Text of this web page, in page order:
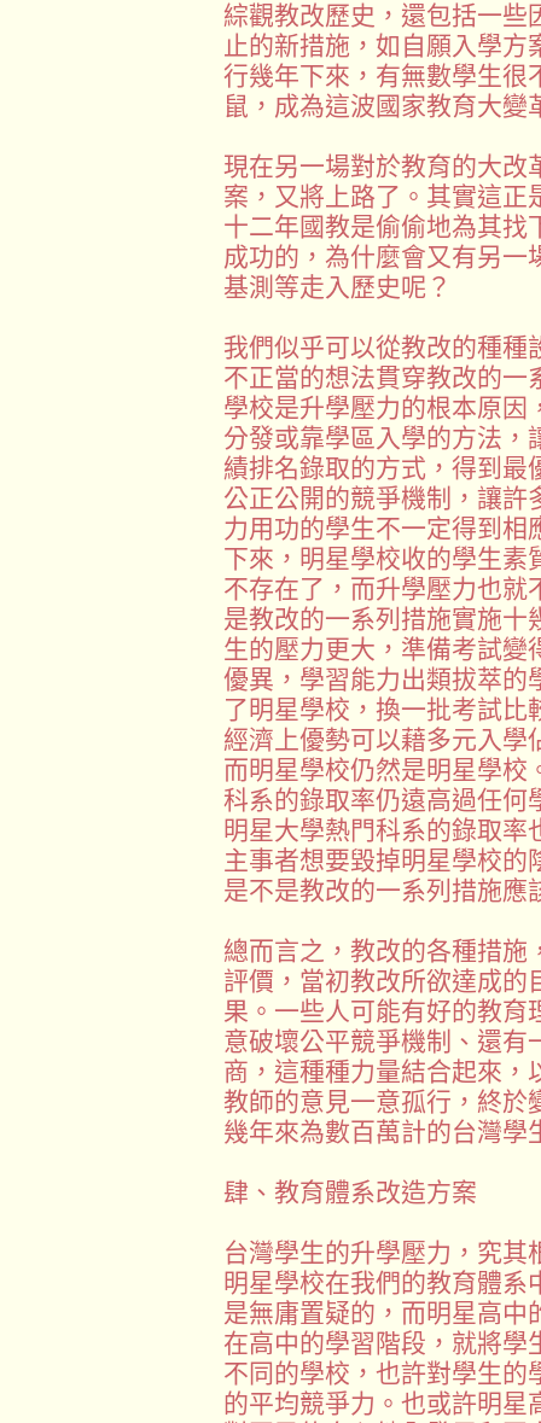
綜觀教改歷史，還包括一些
止的新措施，如自願入學
行幾年下來，有無數學生很
鼠，成為這波國家教育大變
現在另一場對於教育的大改
案，又將上路了。其實這正
十二年國教是偷偷地為其找
成功的，為什麼會又有另一
基測等走入歷史呢？
我們似乎可以從教改的種種
不正當的想法貫穿教改的一
學校是升學壓力的根本原因
分發或靠學區入學的方法，
績排名錄取的方式，得到最
公正公開的競爭機制，讓許
力用功的學生不一定得到相
下來，明星學校收的學生素
不存在了，而升學壓力也就
是教改的一系列措施實施十
生的壓力更大，準備考試變
優異，學習能力出類拔萃的
了明星學校，換一批考試比
經濟上優勢可以藉多元入學
而明星學校仍然是明星學校
科系的錄取率仍遠高過任何
明星大學熱門科系的錄取
主事者想要毀掉明星學校的
是不是教改的一系列措施應
總而言之，教改的各種措施
評價，當初教改所欲達成的
果。一些人可能有好的教育
意破壞公平競爭機制、還有
商，這種種力量結合起來，
教師的意見一意孤行，終於
幾年來為數百萬計的台灣學
肆、教育體系改造方案
台灣學生的升學壓力，究其
明星學校在我們的教育體
是無庸置疑的，而明星高中
在高中的學習階段，就將學
不同的學校，也許對學生的
的平均競爭力。也或許明星